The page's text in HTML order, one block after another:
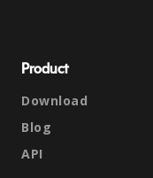
Product
Download
Blog
API